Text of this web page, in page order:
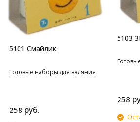
5101 Cмайлик
Готовые наборы для валяния
258 руб.
5103
258